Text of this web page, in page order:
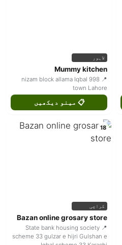
لاہور
Mummy kitchen
📍 998 nizam block allama Iqbal
town Lahore
📋 مینو دیکھیں
18
کراچی
Bazan online grosary store
📍 State bank housing society
scheme 33 gulzar e hijri Gulshan e